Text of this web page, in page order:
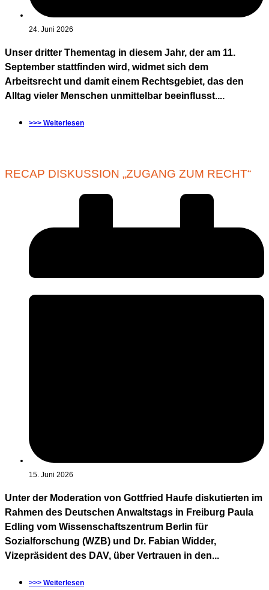
24. Juni 2026
Unser dritter Thementag in diesem Jahr, der am 11.
September stattfinden wird, widmet sich dem
Arbeitsrecht und damit einem Rechtsgebiet, das den
Alltag vieler Menschen unmittelbar beeinflusst....
>>> Weiterlesen
RECAP DISKUSSION „ZUGANG ZUM RECHT“
15. Juni 2026
Unter der Moderation von Gottfried Haufe diskutierten im
Rahmen des Deutschen Anwaltstags in Freiburg Paula
Edling vom Wissenschaftszentrum Berlin für
Sozialforschung (WZB) und Dr. Fabian Widder,
Vizepräsident des DAV, über Vertrauen in den...
>>> Weiterlesen